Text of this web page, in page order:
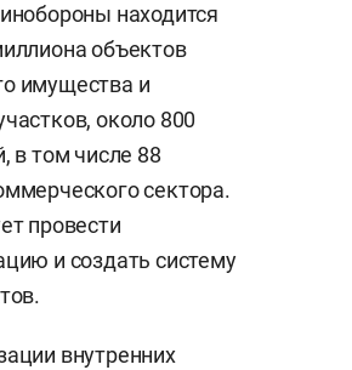
находится
объектов
имущества и
около 800
в том числе 88
сектора.
провести
и создать систему
внутренних